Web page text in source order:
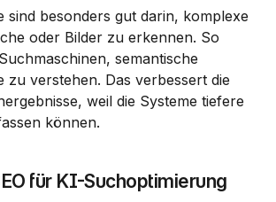
sind besonders gut darin, komplexe
oder Bilder zu erkennen. So
semantische
zu verstehen. Das verbessert die
weil die Systeme tiefere
können.
für KI-Suchoptimierung